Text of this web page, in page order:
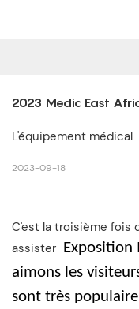
2023 Medic East
L'équipement médical
2023-09-18
C'est la troisième fois
assister Exposition
aimons les
sont très